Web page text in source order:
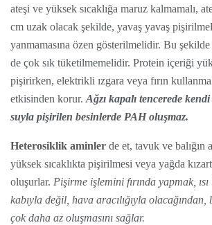
ateşi ve yüksek sıcaklığa maruz kalmamalı,
cm uzak olacak şekilde, yavaş yavaş
yanmamasına özen gösterilmelidir. Bu
de çok sık tüketilmemelidir. Protein içeriği
pişirirken, elektrikli ızgara veya fırın
etkisinden korur.Ağzı kapalı tencerede
suyla pişirilen besinlerde PAH oluşmaz.
Heterosiklik aminler de et, tavuk ve balığın
yüksek sıcaklıkta pişirilmesi veya yağda
oluşurlar. Pişirme işlemini fırında yapmak,
kabıyla değil, hava aracılığıyla
çok daha az oluşmasını sağlar.